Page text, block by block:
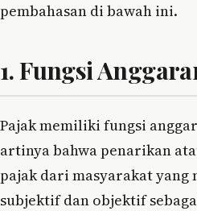
pembahasan di bawah ini.
1. Fungsi
Pajak memiliki fungsi
artinya bahwa penarikan
pajak dari masyarakat yang
subjektif dan objektif